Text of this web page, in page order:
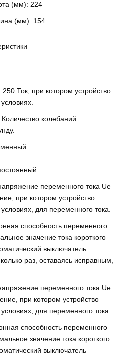
(мм): 224
(мм): 154
250 Ток, при котором устройство
Количество колебаний
переменного тока Ue
при котором устройство
для переменного тока.
способность переменного
значение тока короткого
выключатель
раз, оставаясь исправным,
переменного тока Ue
при котором устройство
для переменного тока.
способность переменного
значение тока короткого
выключатель